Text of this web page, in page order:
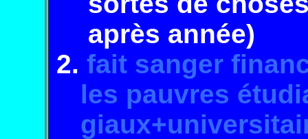
après année)
2. fait sanger
les pauvres
giaux+